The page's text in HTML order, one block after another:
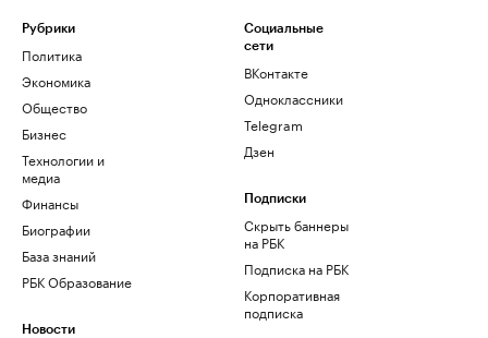
Рубрики
Политика
Экономика
Общество
Бизнес
Технологии и
медиа
Финансы
Биографии
База знаний
РБК Образование
Новости
Социальные
сети
ВКонтакте
Одноклассники
Telegram
Дзен
Подписки
Скрыть баннеры
на РБК
Подписка на РБК
Корпоративная
подписка